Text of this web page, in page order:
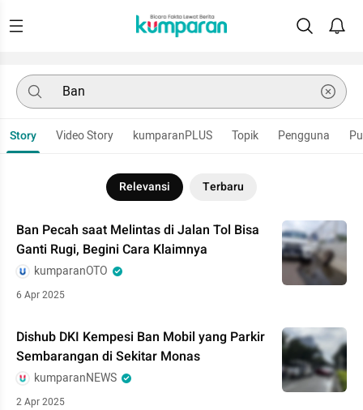
Story Video Story kumparanPLUS Topik Pengguna
Relevansi Terbaru
Ban Pecah saat Melintas di Jalan Tol Bisa
Ganti Rugi, Begini Cara Klaimnya
kumparanOTO
6 Apr 2025
Dishub DKI Kempesi Ban Mobil yang Parkir
Sembarangan di Sekitar Monas
kumparanNEWS
2 Apr 2025